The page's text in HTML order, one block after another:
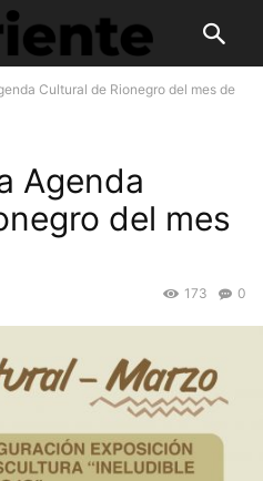
Cultural de Rionegro del mes de
Agenda
del mes
0
173